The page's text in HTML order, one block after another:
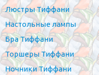
Люстры Тиффани
Настольные лампы
Бра Тиффани
Торшеры Тиффани
Ночники Тиффани